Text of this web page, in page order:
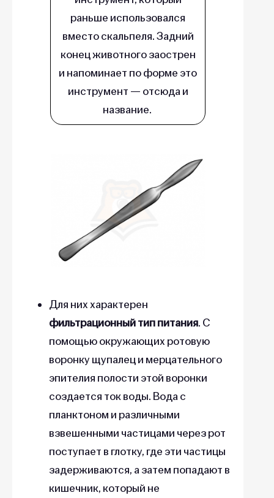
раньше использовался
вместо скальпеля. Задний
конец животного заострен
и напоминает по форме это
инструмент — отсюда и
название.
Для них характерен
фильтрационный тип питания. С
помощью окружающих ротовую
воронку щупалец и мерцательного
эпителия полости этой воронки
создается ток воды. Вода с
планктоном и различными
взвешенными частицами через рот
поступает в глотку, где эти частицы
задерживаются, а затем попадают в
кишечник, который не